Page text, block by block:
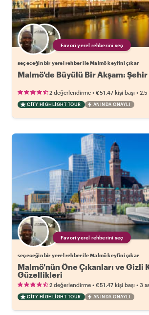
Favori yerel rehberini seç
seçeceğin bir yerel rehber ile Malmö keyfini çıkar
Malmö'de Büyülü Bir Akşam: Şehir
2 değerlendirme • €51.47 kişi başı • 2.5
CITY HIGHLIGHT TOUR ANINDA ONAYLI
Favori yerel rehberini seç
seçeceğin bir yerel rehber ile Malmö keyfini çıkar
Malmö'nün Öne Çıkanları ve Gizli
Güzellikleri
2 değerlendirme • €51.47 kişi başı • 3
CITY HIGHLIGHT TOUR ANINDA ONAYLI